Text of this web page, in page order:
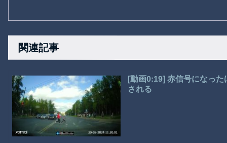
関連記事
[動画0:19] 赤信号になっ
される